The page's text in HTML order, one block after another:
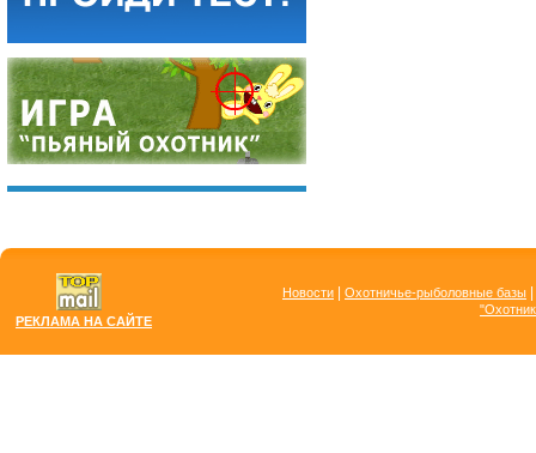
РЕКЛАМА НА САЙТЕ
Новости Охотничье-рыболовные базы